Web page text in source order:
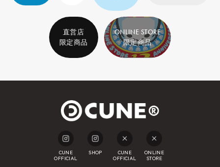
直営店
限定商品
ONLINE STORE
限定商品
CUNE
OFFICIAL
SHOP
CUNE
OFFICIAL
ONLINE
STORE